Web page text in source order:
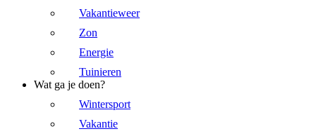
Vakantieweer
Zon
Energie
Tuinieren
Wat ga je doen?
Wintersport
Vakantie